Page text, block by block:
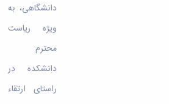
دانشگاهی، به
ویژه ریاست
محترم
دانشکده در
راستای ارتقاء